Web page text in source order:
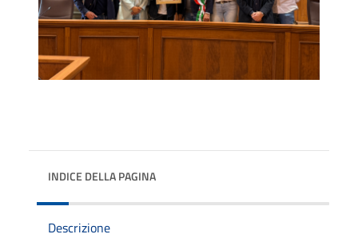
INDICE DELLA PAGINA
Descrizione